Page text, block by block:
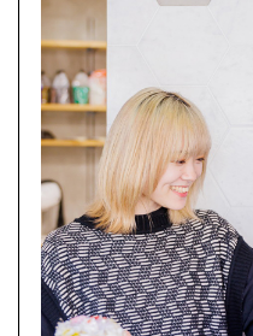
スタッフの声
福利厚生
求人Q&A
求人募集
個人情報保護方針